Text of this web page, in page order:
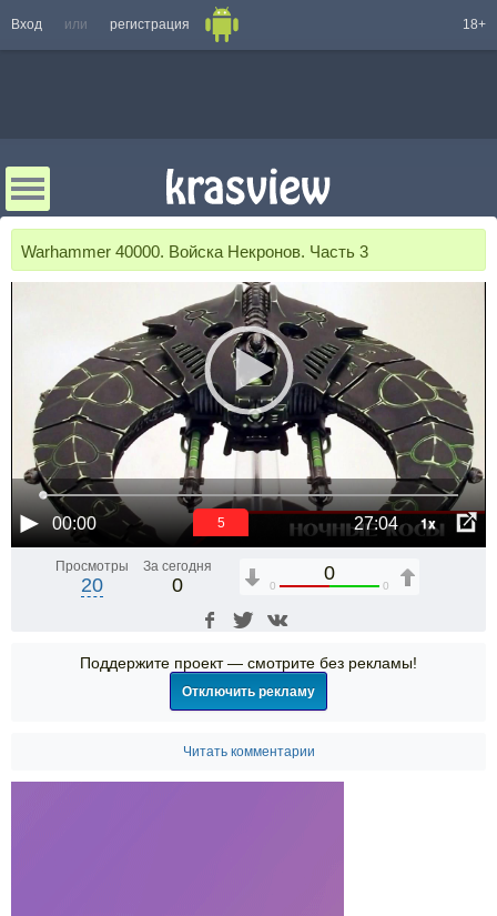
Вход или регистрация 18+
Warhammer 40000. Войска Некронов. Часть 3
00:00 27:04 1x
5
Просмотры
20
За сегодня
0
0
0 0
Поддержите проект — смотрите без рекламы!
Отключить рекламу
Читать комментарии